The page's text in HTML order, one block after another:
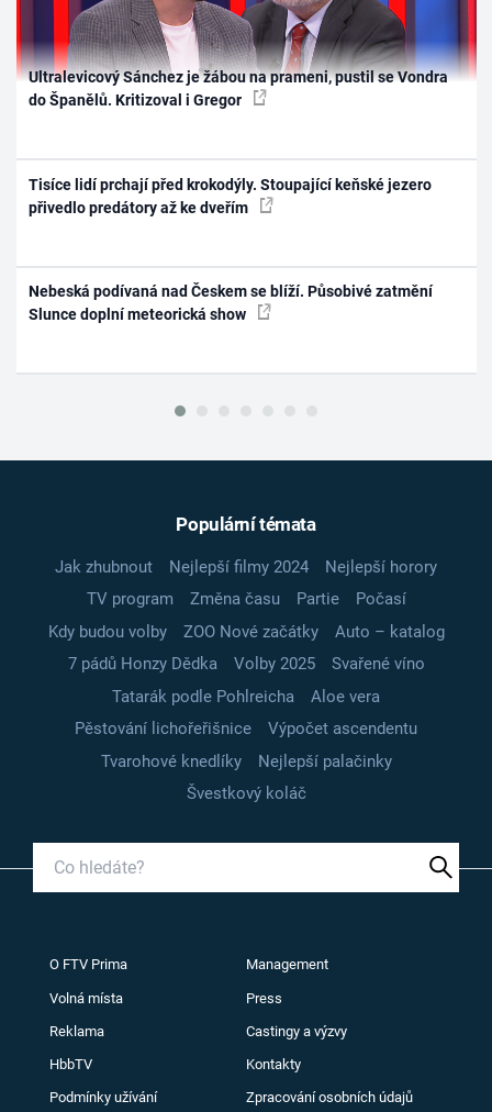
Ultralevicový Sánchez je žábou na prameni, pustil se Vondra
do Španělů. Kritizoval i Gregor
Tisíce lidí prchají před krokodýly. Stoupající keňské jezero
přivedlo predátory až ke dveřím
Nebeská podívaná nad Českem se blíží. Působivé zatmění
Slunce doplní meteorická show
Populární témata
Jak zhubnout Nejlepší filmy 2024
Nejlepší horory
TV program
Změna času Partie
Počasí
Kdy budou volby
ZOO Nové začátky
Auto – katalog
7 pádů Honzy Dědka
Volby 2025
Svařené víno
Tatarák podle Pohlreicha
Aloe vera
Pěstování lichořeřišnice
Výpočet ascendentu
Tvarohové knedlíky
Nejlepší palačinky
Švestkový koláč
O FTV Prima Management
Volná místa Press
Reklama Castingy a výzvy
HbbTV Kontakty
Podmínky užívání Zpracování osobních údajů